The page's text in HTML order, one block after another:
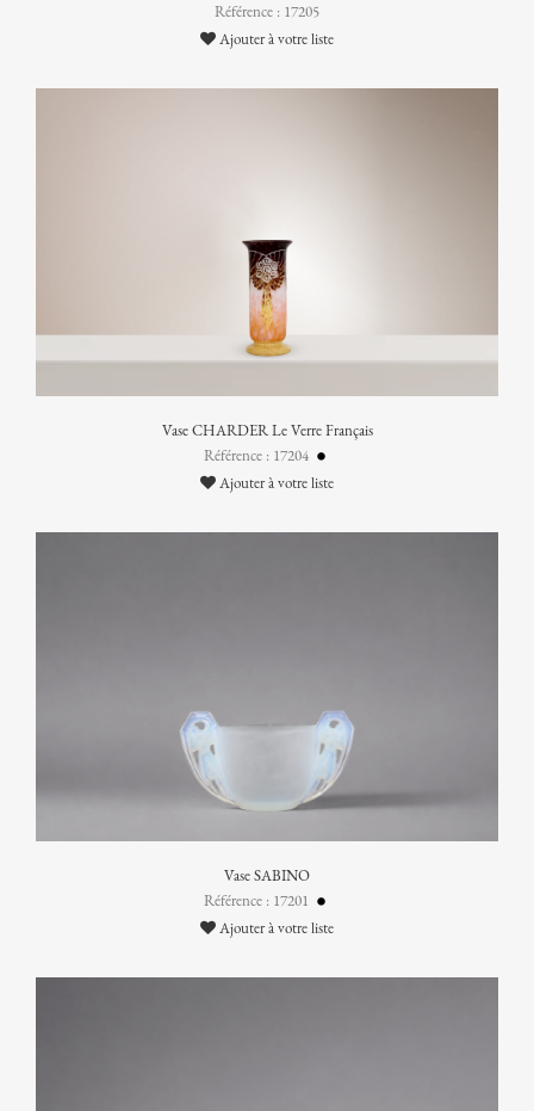
Référence : 17205
Ajouter à votre liste
Vase CHARDER Le Verre Français
Référence : 17204
Ajouter à votre liste
Vase SABINO
Référence : 17201
Ajouter à votre liste